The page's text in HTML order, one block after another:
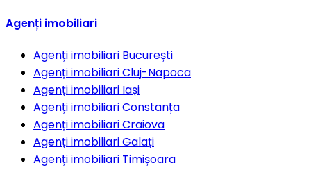
Agenți imobiliari
Agenți imobiliari București
Agenți imobiliariCluj-Napoca
Agenți imobiliari Iași
Agenți imobiliariConstanța
Agenți imobiliariCraiova
Agenți imobiliariGalați
Agenți imobiliari Timișoara